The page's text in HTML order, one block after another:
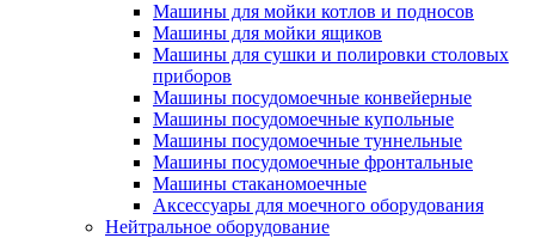
Машины для мойки котлов и подносов
Машины для мойки ящиков
Машины для сушки и полировки столовых
приборов
Машины посудомоечные конвейерные
Машины посудомоечные купольные
Машины посудомоечные туннельные
Машины посудомоечные фронтальные
Машины стаканомоечные
Аксессуары для моечного оборудования
Нейтральное оборудование